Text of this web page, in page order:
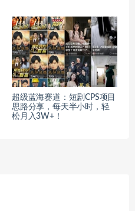
超级蓝海赛道：短剧CPS项目
思路分享，每天半小时，轻
松月入3W+！